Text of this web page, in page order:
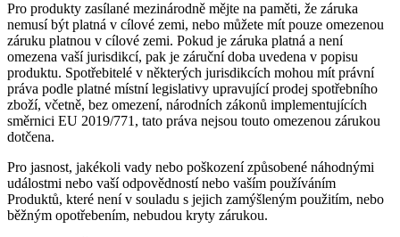
Pro produkty zasílané mezinárodně mějte na paměti, že záruka
nemusí být platná v cílové zemi, nebo můžete mít pouze omezenou
záruku platnou v cílové zemi. Pokud je záruka platná a není
omezena vaší jurisdikcí, pak je záruční doba uvedena v popisu
produktu. Spotřebitelé v některých jurisdikcích mohou mít právní
práva podle platné místní legislativy upravující prodej spotřebního
zboží, včetně, bez omezení, národních zákonů implementujících
směrnici EU 2019/771, tato práva nejsou touto omezenou zárukou
dotčena.
Pro jasnost, jakékoli vady nebo poškození způsobené náhodnými
událostmi nebo vaší odpovědností nebo vaším používáním
Produktů, které není v souladu s jejich zamýšleným použitím, nebo
běžným opotřebením, nebudou kryty zárukou.